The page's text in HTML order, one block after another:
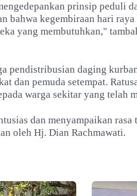
prinsip peduli
bahwa kegembiraan hari raya
yang membutuhkan,"
pendistribusian daging
dan pemuda setempat.
warga sekitar yang telah
dan menyampaikan
oleh Hj. Dian Rachmawati.